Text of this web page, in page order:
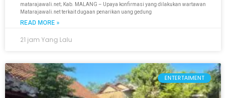
matarajawali.net; Kab. MALANG – Upaya konfirmasi yang dilakukan wartawan
Matarajawali.net terkait dugaan penarikan uang gedung
READ MORE »
21 jam Yang Lalu
ENTERTAIMENT